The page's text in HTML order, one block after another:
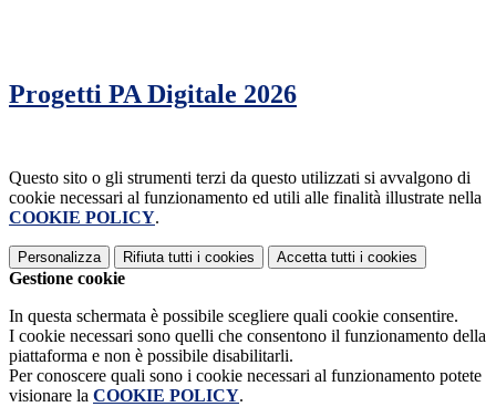
Progetti PA Digitale 2026
Questo sito o gli strumenti terzi da questo utilizzati si avvalgono di
cookie necessari al funzionamento ed utili alle finalità illustrate nella
COOKIE POLICY.
Personalizza Rifiuta tutti i cookies Accetta tutti i cookies
Gestione cookie
In questa schermata è possibile scegliere quali cookie consentire.
I cookie necessari sono quelli che consentono il funzionamento della
piattaforma e non è possibile disabilitarli.
Per conoscere quali sono i cookie necessari al funzionamento potete
visionare la COOKIE POLICY.